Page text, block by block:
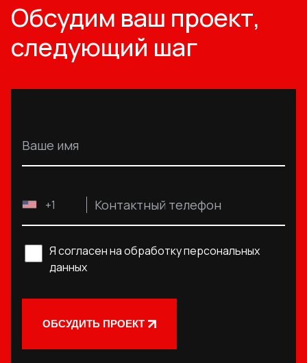
Обсудим ваш проект,
следующий шаг
Ваше имя
+1 Контактный телефон
Я согласен на обработку персональных
данных
ОБСУДИТЬ ПРОЕКТ